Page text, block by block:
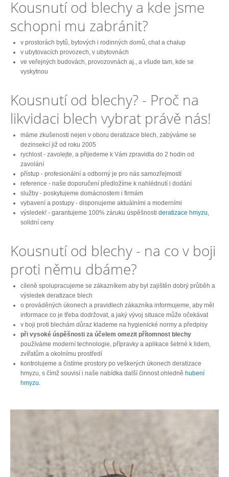
Kousnutí od blechy a kde jsme
schopni mu zabránit?
v prostorách bytů, bytových i rodinných domů, chat a chalup
v ubytovacích provozech, v ubytovnách
ve veřejných budovách, provozovnách aj., a všude tam, kde se
vyskytnou
Kousnutí od blechy? - Proč na
likvidaci blech vybrat právě nás!
máme zkušenosti nejen v oboru deratizace blech, zabýváme se
dezinsekcí již od roku 2005
rychlost - zavolejte, a přijedeme k Vám zpravidla do 2 hodin od
zavolání
přístup - profesionální a odborný je pro nás samozřejmostí
reference - naše doporučení předložíme k nahlédnutí i dodání
služby - poskytujeme domácnostem i firmám
vybavení a postupy - disponujeme aktuálními a moderními
výsledek! - garantujeme 100% záruku úspěšnosti deratizace hmyzu,
solidní ceny
Kousnutí od blechy - na co v boji
proti němu dbáme?
cíleně spolupracujeme se zákazníkem aby byl zajištěn dobrý průběh a
výsledek deratizace blech
o prováděných úkonech a pravidlech zákazníka informujeme, aby měl
informace co je třeba dodržovat, a jaký vývoj situace může očekávat
v boji proti blechám důraz klademe na hygienické normy a předpisy
při vysoké úspěšnosti za účelem omezit přítomnost blechy
používáme moderní technologie, přípravky a aplikace šetrné k lidem,
zvířatům a okolnímu prostředí
kontrolujeme a čistíme prostory po veškerých úkonech deratizace
hmyzu, s čímž souvisí i naše nabídka další činnost ohledně hubení
hmyzu.